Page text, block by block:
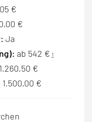
€
€
Ja
ab 542 € 1
1.260,50 €
1.500,00 €